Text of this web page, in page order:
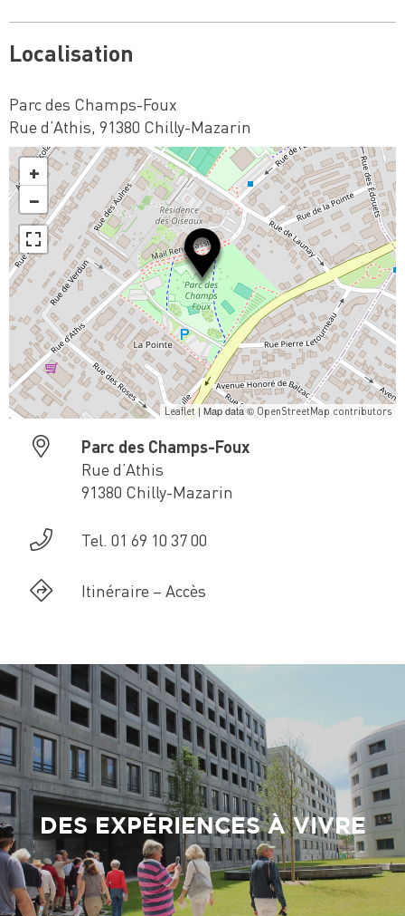
Localisation
Parc des Champs-Foux
Rue d’Athis, 91380 Chilly-Mazarin
+
−
Leaflet| Map data © OpenStreetMap contributors
Parc des Champs-Foux
Rue d’Athis
91380 Chilly-Mazarin
Tel. 01 69 10 37 00
Itinéraire – Accès
DES EXPÉRIENCES À VIVRE